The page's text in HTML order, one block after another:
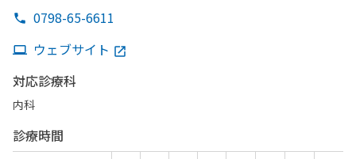
0798-65-6611
ウェブサイト
対応診療科
内科
診療時間